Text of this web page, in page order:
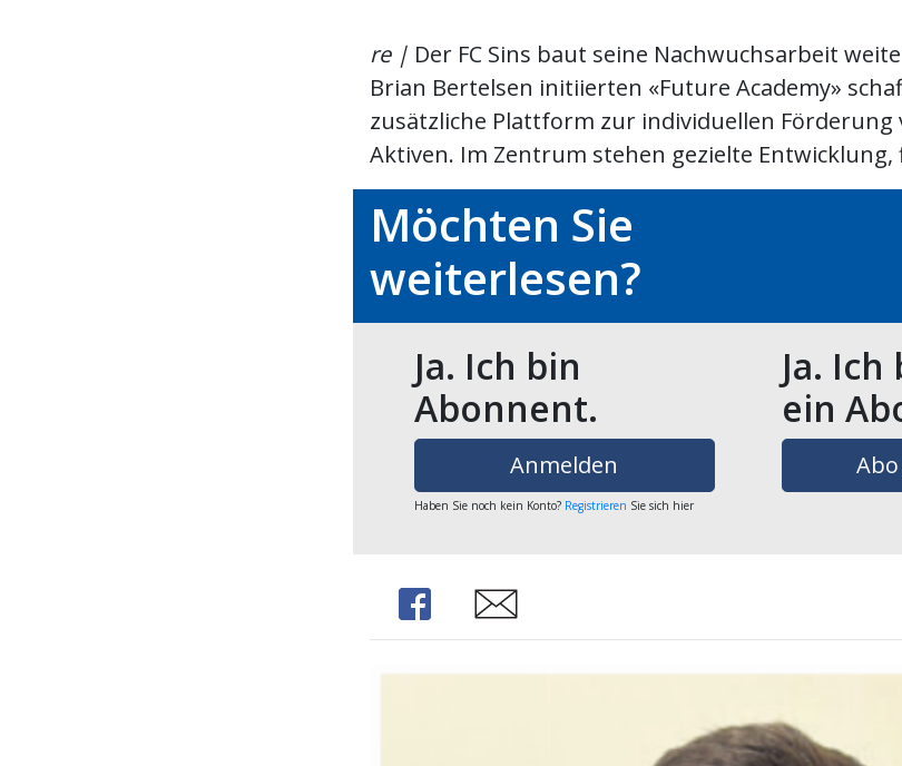
re | Der FC Sins baut seine Nachwuchsarbeit
Brian Bertelsen initiierten «Future Academy»
zusätzliche Plattform zur individuellen Förderung
Aktiven. Im Zentrum stehen gezielte Entwicklung,
Möchten Sie
weiterlesen?
Ja. Ich bin
Abonnent.
Anmelden
Haben Sie noch kein Konto?Registrieren Sie sich hier
Ja.
ein
Share Share